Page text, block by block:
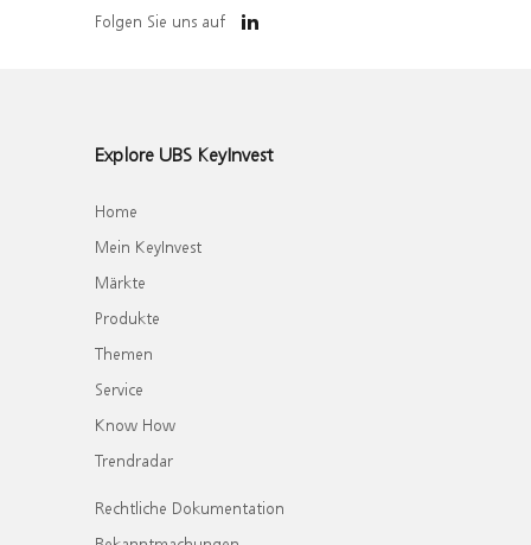
Folgen Sie uns auf
Explore UBS KeyInvest
Home
Mein KeyInvest
Märkte
Produkte
Themen
Service
Know How
Trendradar
Rechtliche Dokumentation